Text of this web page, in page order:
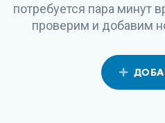
потребуется пара минут
проверим и добавим